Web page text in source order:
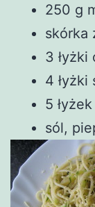
250 g
skórka
3
4 łyżki
5
sól,